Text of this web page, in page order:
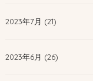
2023年7月 (21)
2023年6月 (26)